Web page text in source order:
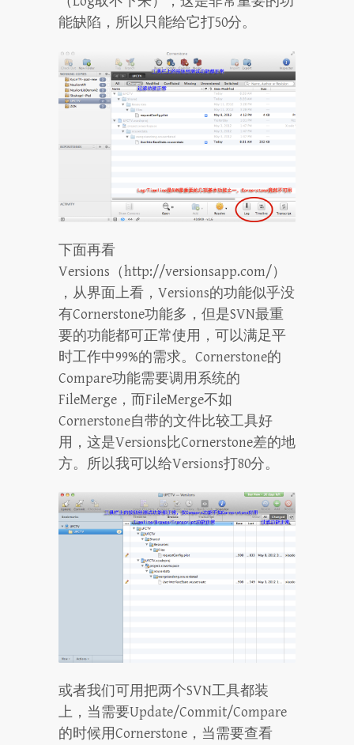
能缺陷，所以只能给它打50分。
下面再看
Versions（http://versionsapp.com/）
，从界面上看，Versions的功能似乎没
有Cornerstone功能多，但是SVN最重
要的功能都可正常使用，可以满足平
时工作中99%的需求。Cornerstone的
Compare功能需要调用系统的
FileMerge，而FileMerge不如
Cornerstone自带的文件比较工具好
用，这是Versions比Cornerstone差的地
方。所以我可以给Versions打80分。
或者我们可用把两个SVN工具都装
上，当需要Update/Commit/Compare
的时候用Cornerstone，当需要查看